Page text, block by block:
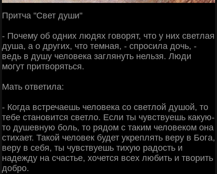
Притча "Свет души"
- Почему об одних людях говорят, что у них светлая
душа, а о других, что темная, - спросила дочь, -
ведь в душу человека заглянуть нельзя. Люди
могут притворяться.
Мать ответила:
- Когда встречаешь человека со светлой душой, то
тебе становится светло. Если ты чувствуешь какую-
то душевную боль, то рядом с таким человеком она
стихает. Такой человек будет укреплять веру в Бога,
веру в себя, ты чувствуешь тихую радость и
надежду на счастье, хочется всех любить и творить
добро.